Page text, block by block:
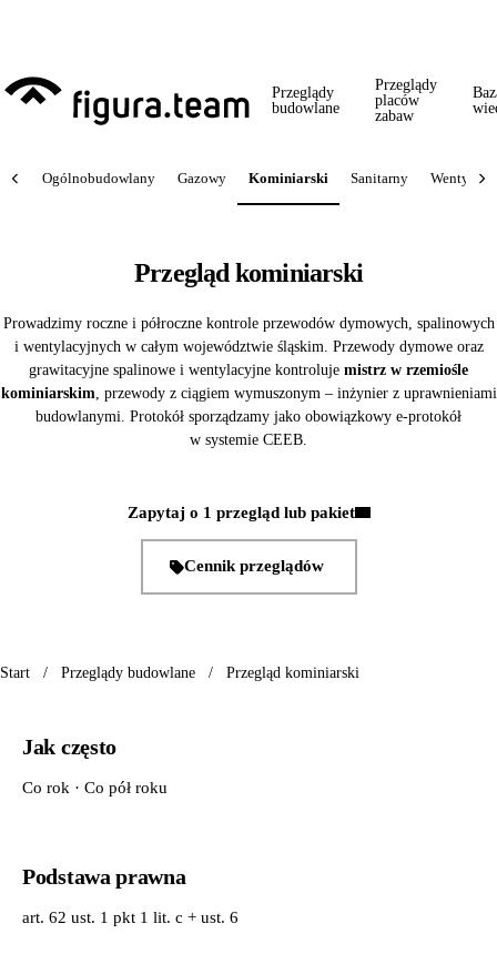
Przeglądy
budowlane
Przeglądy
placów
zabaw
Ogólnobudowlany Gazowy Kominiarski Sanitarny
Przegląd kominiarski
Prowadzimy roczne i półroczne kontrole przewodów dymowych, spalinowych
i wentylacyjnych w całym województwie śląskim. Przewody dymowe oraz
grawitacyjne spalinowe i wentylacyjne kontroluje mistrz w rzemiośle
kominiarskim , przewody z ciągiem wymuszonym – inżynier z uprawnieniami
budowlanymi. Protokół sporządzamy jako obowiązkowy e-protokół
w systemie CEEB.
Zapytaj o 1 przegląd lub pakiet
Cennik przeglądów
Start / Przeglądy budowlane / Przegląd kominiarski
Jak często
Co rok · Co pół roku
Podstawa prawna
art. 62 ust. 1 pkt 1 lit. c + ust. 6